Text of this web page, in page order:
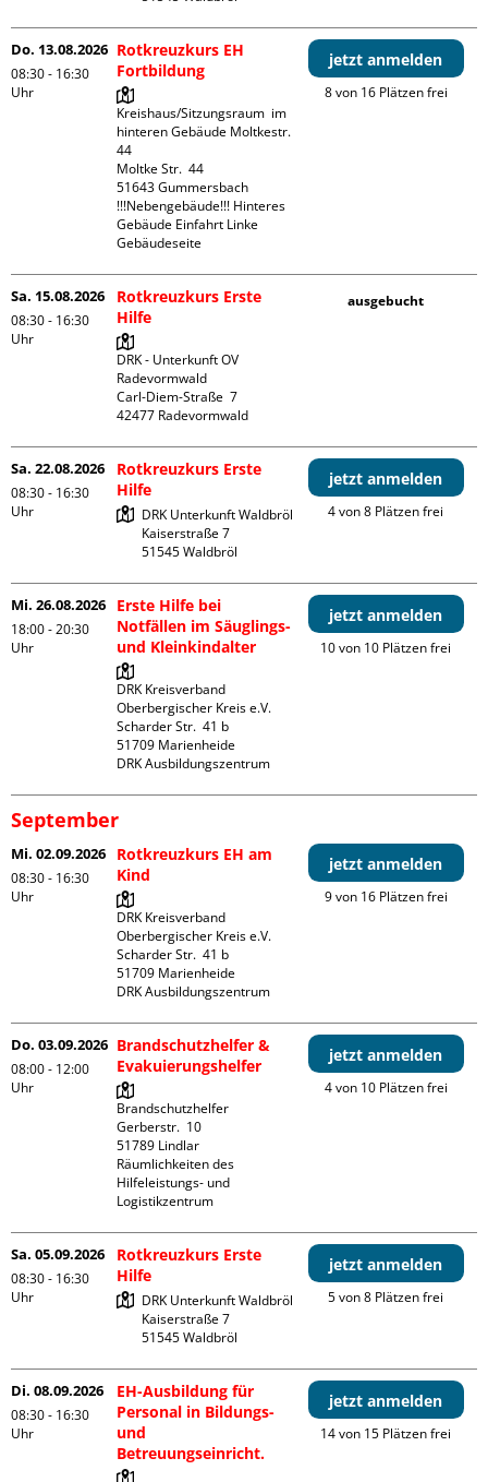
Do. 13.08.2026
08:30 - 16:30
Uhr
Rotkreuzkurs EH
Fortbildung
Kreishaus/Sitzungsraum  im
hinteren Gebäude Moltkestr.
44
Moltke Str.  44
51643 Gummersbach
!!!Nebengebäude!!! Hinteres
Gebäude Einfahrt Linke
Gebäudeseite
jetzt anmelden
8 von 16 Plätzen frei
Sa. 15.08.2026
08:30 - 16:30
Uhr
Rotkreuzkurs Erste
Hilfe
DRK - Unterkunft OV
Radevormwald
Carl-Diem-Straße  7
ausgebucht
Sa. 22.08.2026
08:30 - 16:30
Uhr
Rotkreuzkurs Erste
Hilfe
DRK Unterkunft Waldbröl
Kaiserstraße 7
jetzt anmelden
4 von 8 Plätzen frei
Mi. 26.08.2026
18:00 - 20:30
Uhr
Erste Hilfe bei
Notfällen im Säuglings-
und Kleinkindalter
DRK Kreisverband
Oberbergischer Kreis e.V.
Scharder Str.  41 b
51709 Marienheide
DRK Ausbildungszentrum
jetzt anmelden
10 von 10 Plätzen frei
September
Mi. 02.09.2026
08:30 - 16:30
Uhr
Rotkreuzkurs EH am
Kind
DRK Kreisverband
Oberbergischer Kreis e.V.
Scharder Str.  41 b
51709 Marienheide
DRK Ausbildungszentrum
jetzt anmelden
9 von 16 Plätzen frei
Do. 03.09.2026
08:00 - 12:00
Uhr
Brandschutzhelfer &
Evakuierungshelfer
Brandschutzhelfer
Gerberstr.  10
51789 Lindlar
Räumlichkeiten des
Hilfeleistungs- und
Logistikzentrum
jetzt anmelden
4 von 10 Plätzen frei
Sa. 05.09.2026
08:30 - 16:30
Uhr
Rotkreuzkurs Erste
Hilfe
DRK Unterkunft Waldbröl
Kaiserstraße 7
jetzt anmelden
5 von 8 Plätzen frei
Di. 08.09.2026
08:30 - 16:30
Uhr
EH-Ausbildung für
Personal in Bildungs-
und
Betreuungseinricht.
jetzt anmelden
14 von 15 Plätzen frei